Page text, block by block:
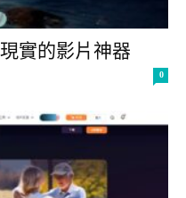
實的影片神器
0